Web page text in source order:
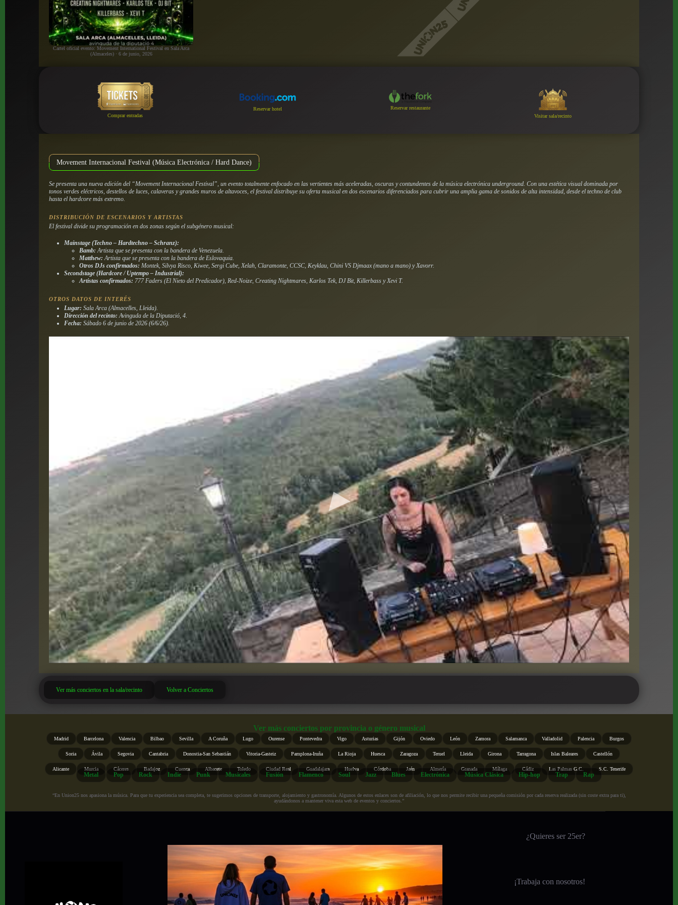
Cartel oficial evento: Movement International Festival en Sala Arca
(Almaceles) · 6 de junio, 2026
Comprar entradas
Reservar hotel
Reservar restaurante
Visitar sala/recinto
Movement Internacional Festival (Música Electrónica / Hard Dance)
Se presenta una nueva edición del “Movement Internacional Festival”, un evento totalmente enfocado en las vertientes más aceleradas, oscuras y contundentes de la música electrónica underground. Con una estética visual dominada por
tonos verdes eléctricos, destellos de luces, calaveras y grandes muros de altavoces, el festival distribuye su oferta musical en dos escenarios diferenciados para cubrir una amplia gama de sonidos de alta intensidad, desde el techno de club
hasta el hardcore más extremo.
DISTRIBUCIÓN DE ESCENARIOS Y ARTISTAS
El festival divide su programación en dos zonas según el subgénero musical:
Mainstage (Techno – Hardtechno – Schranz):
Bamb: Artista que se presenta con la bandera de Venezuela.
Matthew: Artista que se presenta con la bandera de Eslovaquia.
Otros DJs confirmados: Montek, Silvya Risco, Kiwee, Sergi Cube, Xelah, Claramonte, CCSC, Keyklau, Chini VS Djmaax (mano a mano) y Xavorr.
Secondstage (Hardcore / Uptempo – Industrial):
Artistas confirmados: 777 Faders (El Nieto del Predicador), Red-Noize, Creating Nightmares, Karlos Tek, DJ Bit, Killerbass y Xevi T.
OTROS DATOS DE INTERÉS
Lugar: Sala Arca (Almacelles, Lleida).
Dirección del recinto: Avinguda de la Diputació, 4.
Fecha: Sábado 6 de junio de 2026 (6/6/26).
Ver más conciertos en la sala/recinto Volver a Conciertos
Ver más conciertos por provincia o género musical
Madrid Barcelona Valencia Bilbao Sevilla A Coruña Lugo Ourense Pontevedra Vigo Asturias Gijón Oviedo León Zamora Salamanca Valladolid Palencia Burgos
Soria Ávila Segovia Cantabria Donostia-San Sebastián Vitoria-Gasteiz Pamplona-Iruña La Rioja Huesca Zaragoza Teruel Lleida Girona Tarragona Islas Baleares Castellón
Alicante Murcia Cáceres Badajoz Cuenca Albacete Toledo Ciudad Real Guadalajara Huelva Córdoba Jaén Almería Granada Málaga Cádiz Las Palmas G.C. S.C. Tenerife
Metal Pop Rock Indie Punk Musicales Fusión Flamenco Soul Jazz Blues Electrónica Música Clásica Hip-hop Trap Rap
“En Union25 nos apasiona la música. Para que tu experiencia sea completa, te sugerimos opciones de transporte, alojamiento y gastronomía. Algunos de estos enlaces son de afiliación, lo que nos permite recibir una pequeña comisión por cada reserva realizada (sin coste extra para ti),
ayudándonos a mantener viva esta web de eventos y conciertos.”
¿Quieres ser 25er?
¡Trabaja con nosotros!